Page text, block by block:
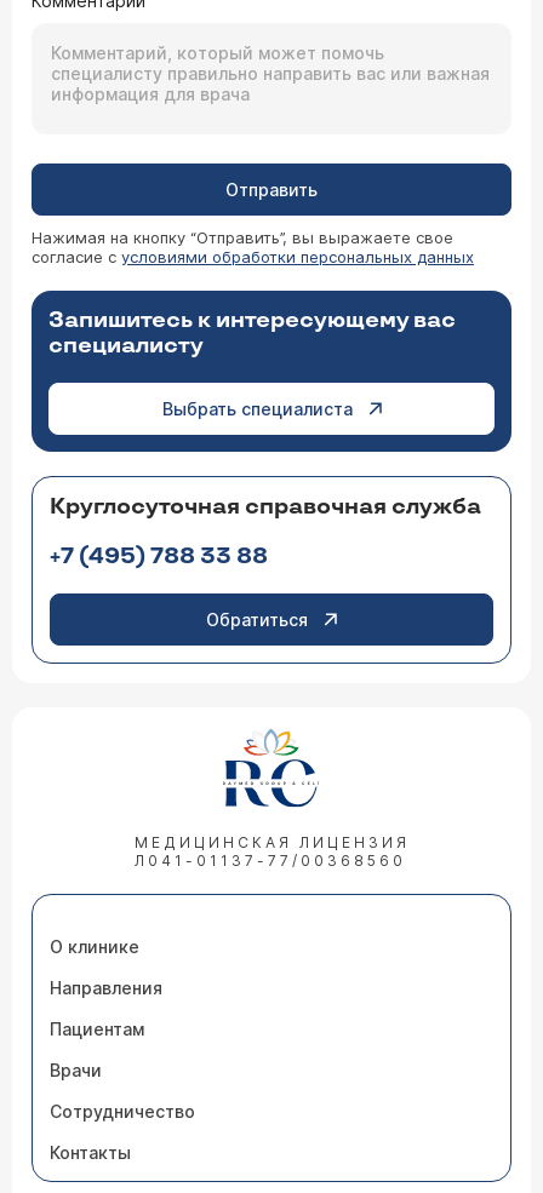
Отправить
Нажимая на кнопку “Отправить”, вы выражаете свое
согласие с условиями обработки персональных данных
Запишитесь к интересующему вас
специалисту
Выбрать специалиста
Круглосуточная справочная служба
+7 (495) 788 33 88
Обратиться
МЕДИЦИНСКАЯ ЛИЦЕНЗИЯ
Л041-01137-77/00368560
О клинике
Направления
Пациентам
Врачи
Сотрудничество
Контакты